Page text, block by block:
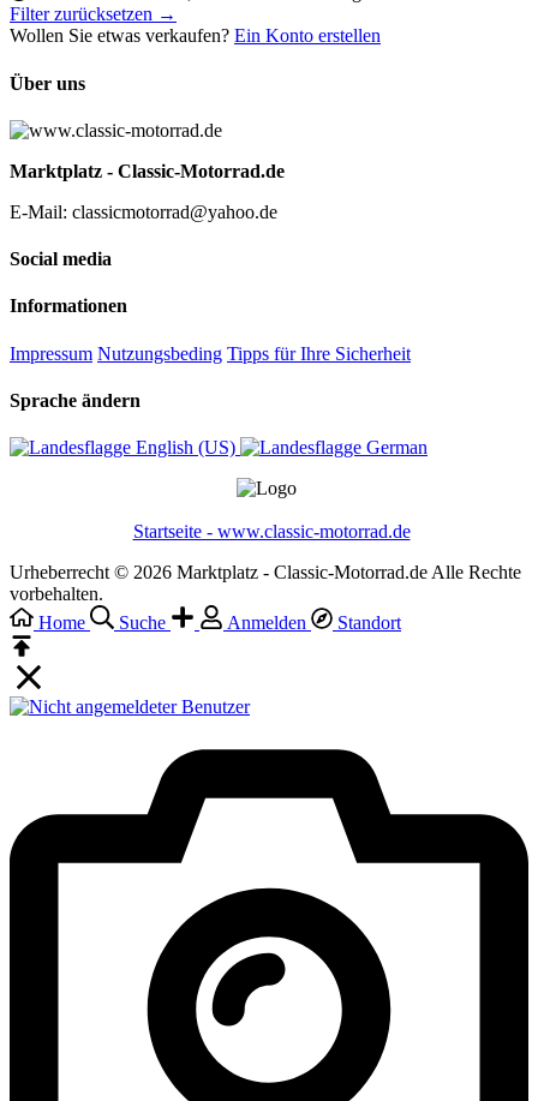
Filter zurücksetzen →
Wollen Sie etwas verkaufen? Ein Konto erstellen
Über uns
Marktplatz - Classic-Motorrad.de
E-Mail: classicmotorrad@yahoo.de
Social media
Informationen
Impressum Nutzungsbeding Tipps für Ihre Sicherheit
Sprache ändern
English (US)‎ German‎
Startseite - www.classic-motorrad.de
Urheberrecht © 2026 Marktplatz - Classic-Motorrad.de Alle Rechte
vorbehalten.
Home
Suche Anmelden Standort